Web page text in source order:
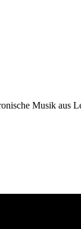
Musik aus